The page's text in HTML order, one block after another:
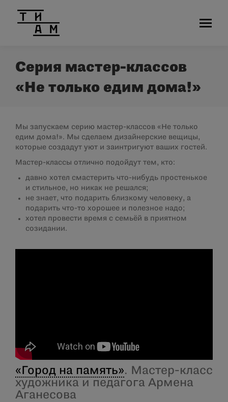
Серия мастер-классов
«Не только едим дома!»
Мы запускаем серию мастер-классов «Не только
едим дома!». Мы сделаем дизайнерские вещицы,
которые создадут уют и заинтригуют ваших гостей.
Мастер-классы отлично подойдут тем, кто:
давно хотел смастерить что-нибудь простенькое
и стильное, но никак не решался;
не знает, что подарить близкому человеку, а
подарить что-то хорошее и полезное надо;
хотел провести время с семьёй в приятном
созидании.
«Город на память». Мастер-класс
художника и педагога Армена
Аганесова